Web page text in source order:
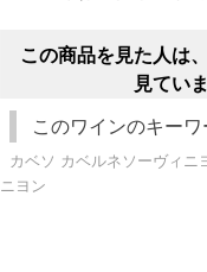
この商品を見た人は
見てい
このワインのキーワ
カベソ カベルネソーヴィニ
ニヨン